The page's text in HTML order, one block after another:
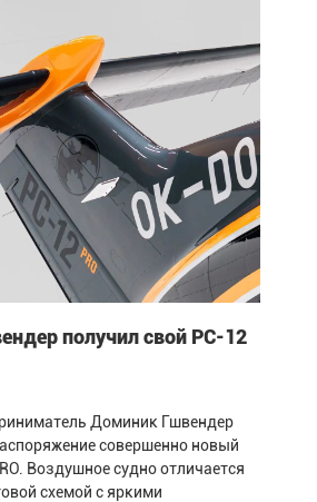
получил свой PC-12
Доминик Гшвендер
совершенно новый
Воздушное судно отличается
схемой с яркими